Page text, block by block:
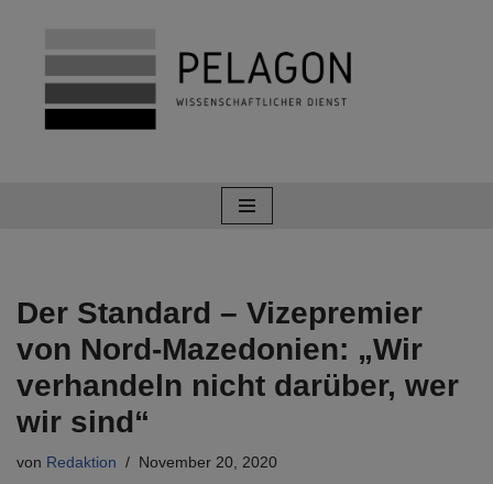
Zum
Inhalt
springen
Der Standard – Vizepremier
von Nord-Mazedonien: „Wir
verhandeln nicht darüber, wer
wir sind“
von Redaktion November 20, 2020